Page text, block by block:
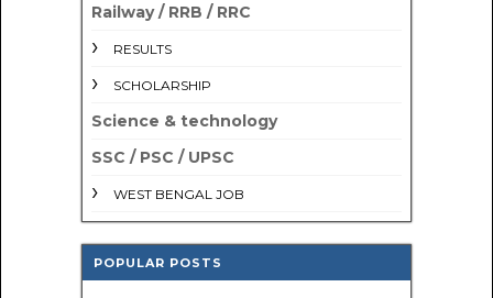
Railway / RRB / RRC
RESULTS
SCHOLARSHIP
Science & technology
SSC / PSC / UPSC
WEST BENGAL JOB
POPULAR POSTS